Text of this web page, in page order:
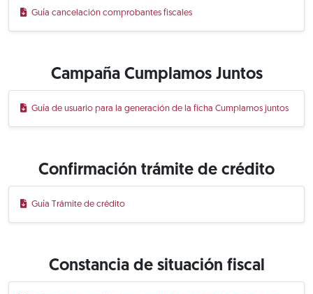
Guía cancelación comprobantes fiscales
Campaña Cumplamos Juntos
Guía de usuario para la generación de la ficha Cumplamos juntos
Confirmación trámite de crédito
Guía Trámite de crédito
Constancia de situación fiscal